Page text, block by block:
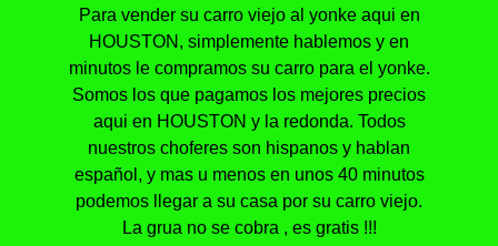
Para vender su carro viejo al yonke aqui en
HOUSTON, simplemente hablemos y en
minutos le compramos su carro para el yonke.
Somos los que pagamos los mejores precios
aqui en HOUSTON y la redonda. Todos
nuestros choferes son hispanos y hablan
español, y mas u menos en unos 40 minutos
podemos llegar a su casa por su carro viejo.
La grua no se cobra , es gratis !!!